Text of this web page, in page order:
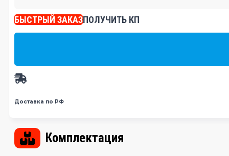
БЫСТРЫЙ ЗАКАЗПОЛУЧИТЬ КП
Доставка по РФ
Комплектация